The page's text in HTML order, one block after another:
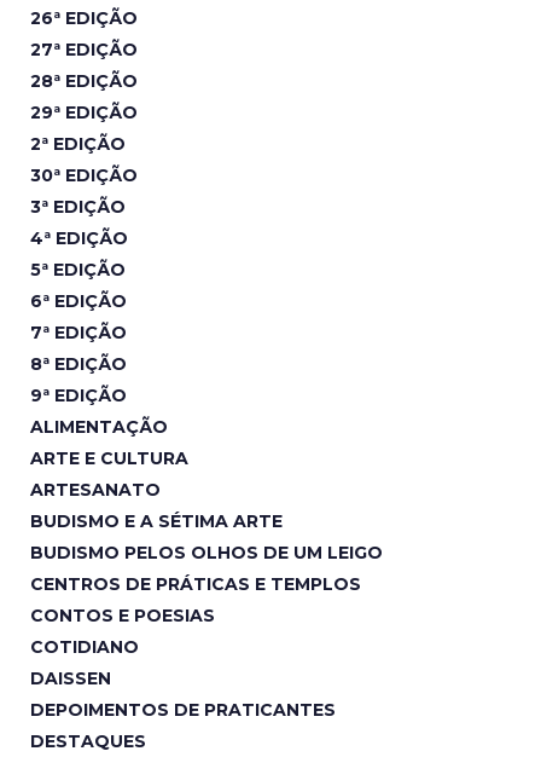
26ª EDIÇÃO
27ª EDIÇÃO
28ª EDIÇÃO
29ª EDIÇÃO
2ª EDIÇÃO
30ª EDIÇÃO
3ª EDIÇÃO
4ª EDIÇÃO
5ª EDIÇÃO
6ª EDIÇÃO
7ª EDIÇÃO
8ª EDIÇÃO
9ª EDIÇÃO
ALIMENTAÇÃO
ARTE E CULTURA
ARTESANATO
BUDISMO E A SÉTIMA ARTE
BUDISMO PELOS OLHOS DE UM LEIGO
CENTROS DE PRÁTICAS E TEMPLOS
CONTOS E POESIAS
COTIDIANO
DAISSEN
DEPOIMENTOS DE PRATICANTES
DESTAQUES